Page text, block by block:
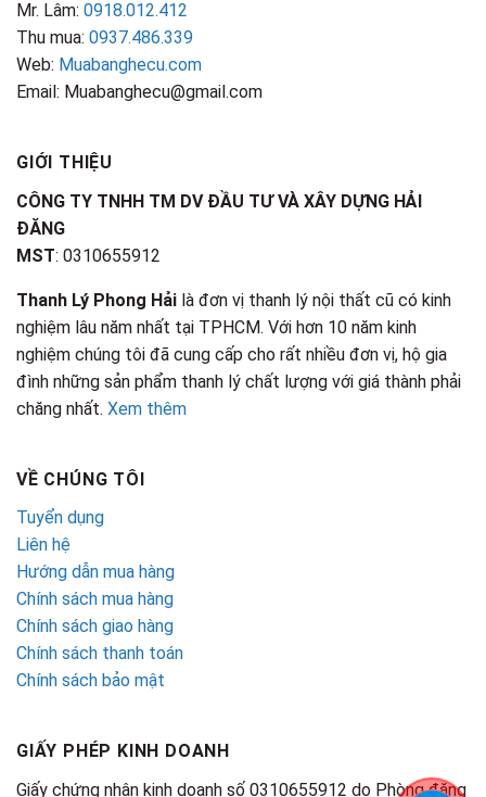
Mr. Lâm: 0918.012.412
Thu mua: 0937.486.339
Web: Muabanghecu.com
Email: Muabanghecu@gmail.com
GIỚI THIỆU
CÔNG TY TNHH TM DV ĐẦU TƯ VÀ XÂY DỰNG HẢI
ĐĂNG
MST: 0310655912
Thanh Lý Phong Hải là đơn vị thanh lý nội thất cũ có kinh
nghiệm lâu năm nhất tại TPHCM. Với hơn 10 năm kinh
nghiệm chúng tôi đã cung cấp cho rất nhiều đơn vị, hộ gia
đình những sản phẩm thanh lý chất lượng với giá thành phải
chăng nhất. Xem thêm
VỀ CHÚNG TÔI
Tuyển dụng
Liên hệ
Hướng dẫn mua hàng
Chính sách mua hàng
Chính sách giao hàng
Chính sách thanh toán
Chính sách bảo mật
GIẤY PHÉP KINH DOANH
Giấy chứng nhận kinh doanh số 0310655912 do Phòng đăng